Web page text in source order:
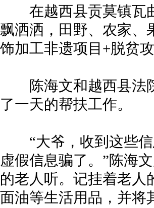
在越西县贡莫镇瓦曲
飘洒洒，田野、农家、
饰加工非遗项目+脱贫
陈海文和越西县法院
了一天的帮扶工作。
“大爷，收到这些信
虚假信息骗了。”陈海
的老人听。记挂着老人
面油等生活用品，并将